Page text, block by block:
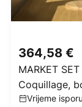
364,58 €
MARKET
Coquillage,
E27Vrijeme